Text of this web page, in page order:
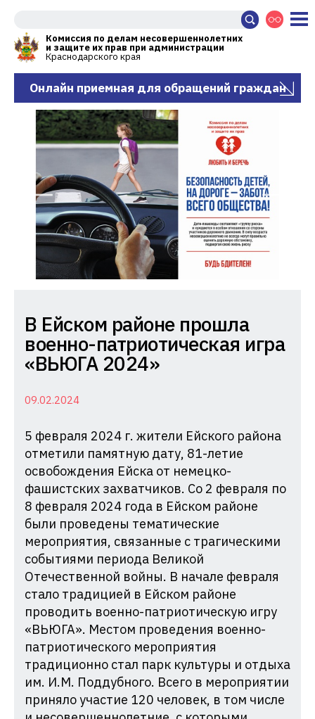
Комиссия по делам несовершеннолетних
и защите их прав при администрации
Краснодарского края
Онлайн приемная для обращений граждан
Комиссия
по
делам
и
их
прав
при
Администрации
Краснодарского
края
В Ейском районе прошла
военно-патриотическая игра
«ВЬЮГА 2024»
09.02.2024
5 февраля 2024 г. жители Ейского района
отметили памятную дату, 81-летие
освобождения Ейска от немецко-
фашистских захватчиков. Со 2 февраля по
8 февраля 2024 года в Ейском районе
были проведены тематические
мероприятия, связанные с трагическими
событиями периода Великой
Отечественной войны. В начале февраля
стало традицией в Ейском районе
проводить военно-патриотическую игру
«ВЬЮГА». Местом проведения военно-
патриотического мероприятия
традиционно стал парк культуры и отдыха
им. И.М. Поддубного. Всего в мероприятии
приняло участие 120 человек, в том числе